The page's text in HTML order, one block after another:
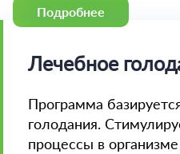
Подробнее
Лечебное
Программа
голодания.
процессы в